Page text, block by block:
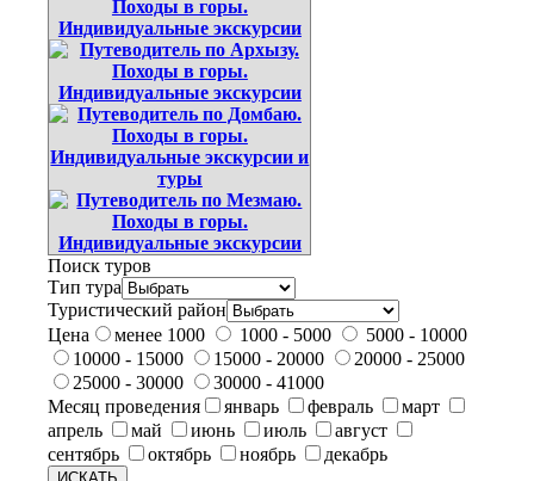
Поиск туров
Тип тура
Туристический район
Цена
менее 1000 1000 - 5000
5000 - 10000
10000 - 15000
15000 - 20000
20000 - 25000
25000 - 30000
30000 - 41000
Месяц проведения
январь февраль
март
апрель
май июнь июль
август
сентябрь
октябрь ноябрь декабрь